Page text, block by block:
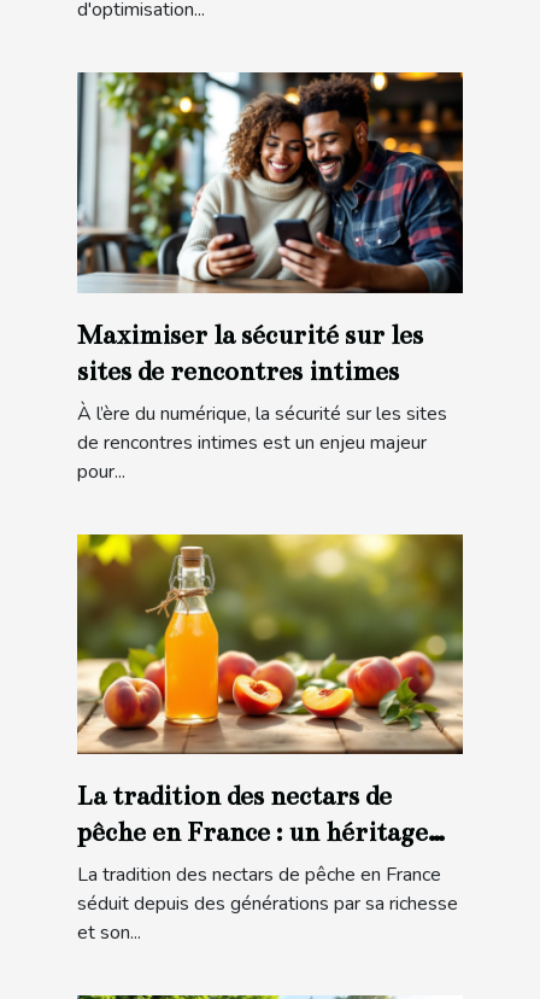
d'optimisation...
Maximiser la sécurité sur les
sites de rencontres intimes
À l’ère du numérique, la sécurité sur les sites
de rencontres intimes est un enjeu majeur
pour...
La tradition des nectars de
pêche en France : un héritage
gustatif
La tradition des nectars de pêche en France
séduit depuis des générations par sa richesse
et son...